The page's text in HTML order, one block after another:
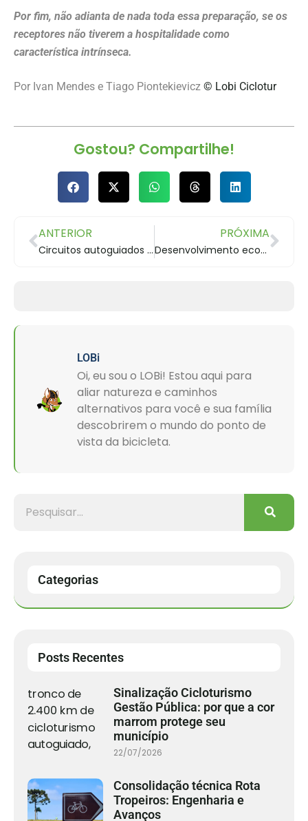
Por fim, não adianta de nada toda essa preparação, se os
receptores não tiverem a hospitalidade como
característica intrínseca.
Por Ivan Mendes e Tiago Piontekievicz © Lobi Ciclotur
Gostou? Compartilhe!
ANTERIOR
Circuitos autoguiados de cicloturismo em Curitiba
PRÓXIMA
Desenvolvimento econômico por meio do cicloturismo
LOBi
Oi, eu sou o LOBi! Estou aqui para
aliar natureza e caminhos
alternativos para você e sua família
descobrirem o mundo do ponto de
vista da bicicleta.
Categorias
Posts Recentes
Sinalização Cicloturismo
Gestão Pública: por que a cor
marrom protege seu
município
22/07/2026
Consolidação técnica Rota
Tropeiros: Engenharia e
Avanços